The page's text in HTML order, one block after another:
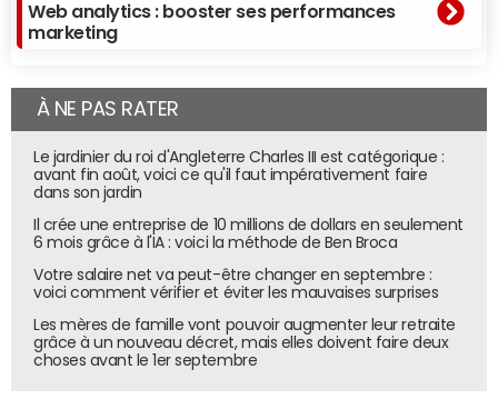
Les 49 marques à la valorisation la plus forte selon Interbrands.
© Interbrands
Web analytics : booster ses performances
marketing
À NE PAS RATER
Le jardinier du roi d'Angleterre Charles III est catégorique :
avant fin août, voici ce qu'il faut impérativement faire
dans son jardin
Il crée une entreprise de 10 millions de dollars en seulement
6 mois grâce à l'IA : voici la méthode de Ben Broca
Votre salaire net va peut-être changer en septembre :
voici comment vérifier et éviter les mauvaises surprises
Les mères de famille vont pouvoir augmenter leur retraite
grâce à un nouveau décret, mais elles doivent faire deux
choses avant le 1er septembre